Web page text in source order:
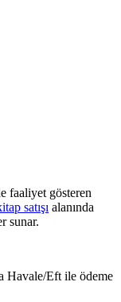
faaliyet gösteren
satışı alanında
sunar.
Havale/Eft ile ödeme